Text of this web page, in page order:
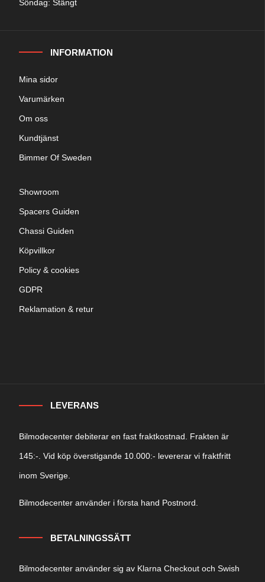
Söndag: Stängt
INFORMATION
Mina sidor
Varumärken
Om oss
Kundtjänst
Bimmer Of Sweden
Showroom
Spacers Guiden
Chassi Guiden
Köpvillkor
Policy & cookies
GDPR
Reklamation & retur
LEVERANS
Bilmodecenter debiterar en fast fraktkostnad. Frakten är
145:-. Vid köp överstigande 10.000:- levererar vi fraktfritt
inom Sverige.
Bilmodecenter använder i första hand Postnord.
BETALNINGSSÄTT
Bilmodecenter använder sig av Klarna Checkout och Swish